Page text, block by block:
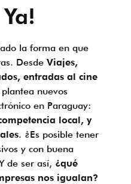
la forma en que
Desde Viajes,
entradas al cine
nuevos
en Paraguay:
local, y
. ¿Es posible tener
y con buena
de ser así, ¿qué
nos igualan?